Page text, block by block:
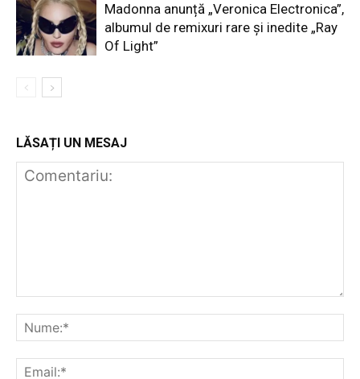
Madonna anunță „Veronica Electronica”,
albumul de remixuri rare și inedite „Ray
Of Light”
LĂSAȚI UN MESAJ